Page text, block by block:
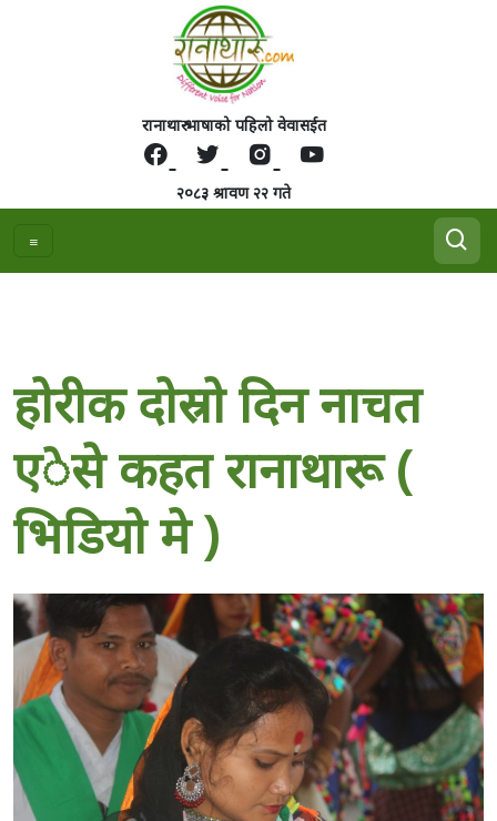
रानाथारु भाषाको पहिलो वेवासईत
२०८३ श्रावण २२ गते
हाेरीक दाेस्राे दिन नाचत
एेसे कहत रानाथारू (
भिडियाे मे )